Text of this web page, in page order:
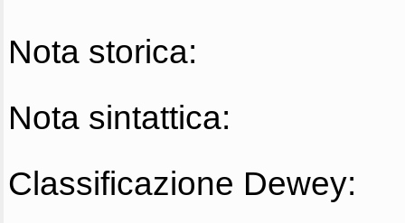
Nota storica:
Nota sintattica:
Classificazione Dewey: